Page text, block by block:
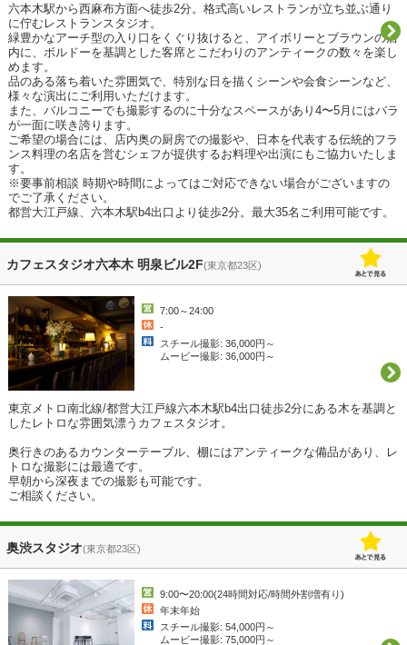
六本木駅から西麻布方面へ徒歩2分。格式高いレストランが立ち並ぶ通り
に佇むレストランスタジオ。
緑豊かなアーチ型の入り口をくぐり抜けると、アイボリーとブラウンの店
内に、ボルドーを基調とした客席とこだわりのアンティークの数々を楽し
めます。
品のある落ち着いた雰囲気で、特別な日を描くシーンや会食シーンなど、
様々な演出にご利用いただけます。
また、バルコニーでも撮影するのに十分なスペースがあり4〜5月にはバラ
が一面に咲き誇ります。
ご希望の場合には、店内奥の厨房での撮影や、日本を代表する伝統的フラ
ンス料理の名店を営むシェフが提供するお料理や出演にもご協力いたしま
す。
※要事前相談 時期や時間によってはご対応できない場合がございますの
でご了承ください。
都営大江戸線、六本木駅b4出口より徒歩2分。最大35名ご利用可能です。
カフェスタジオ六本木 明泉ビル2F(東京都23区)
7:00～24:00
-
スチール撮影: 36,000円～
ムービー撮影: 36,000円～
東京メトロ南北線/都営大江戸線六本木駅b4出口徒歩2分にある木を基調と
したレトロな雰囲気漂うカフェスタジオ。
奥行きのあるカウンターテーブル、棚にはアンティークな備品があり、レ
トロな撮影には最適です。
早朝から深夜までの撮影も可能です。
ご相談ください。
奥渋スタジオ(東京都23区)
9:00〜20:00(24時間対応/時間外割増有り)
年末年始
スチール撮影: 54,000円～
ムービー撮影: 75,000円～